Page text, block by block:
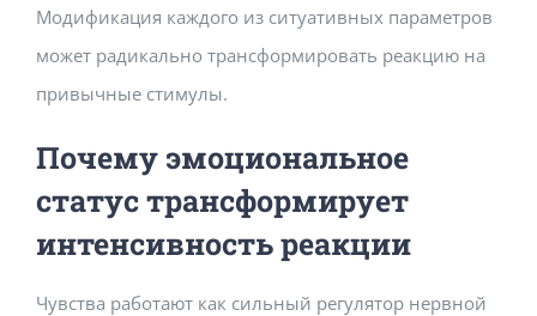
Модификация каждого из ситуативных параметров
может радикально трансформировать реакцию на
привычные стимулы.
Почему эмоциональное
статус трансформирует
интенсивность реакции
Чувства работают как сильный регулятор нервной